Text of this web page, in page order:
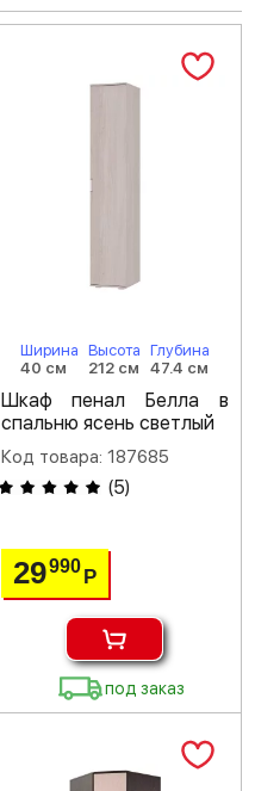
Ширина
40 см
Высота
212 см
Глубина
47.4 см
Шкаф пенал Белла в
спальню ясень светлый
Код товара: 187685
(5)
29990 Р
под заказ